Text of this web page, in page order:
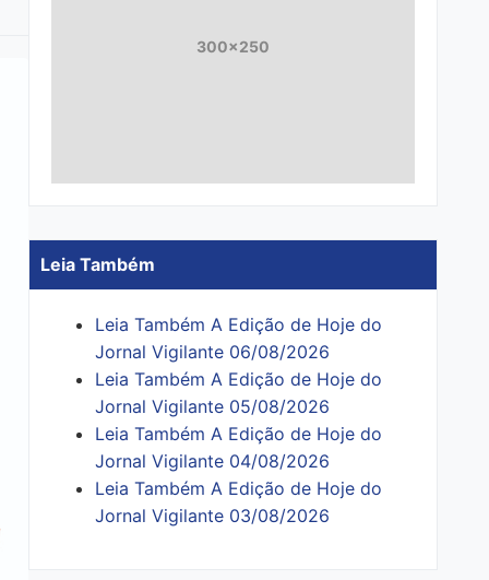
300x250
Leia Também
Leia Também A Edição de Hoje do
Jornal Vigilante 06/08/2026
Leia Também A Edição de Hoje do
Jornal Vigilante 05/08/2026
Leia Também A Edição de Hoje do
Jornal Vigilante 04/08/2026
Leia Também A Edição de Hoje do
Jornal Vigilante 03/08/2026